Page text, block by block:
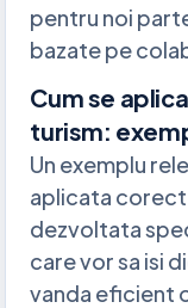
pentru noi
bazate pe
Cum se
turism:
Un exemplu
aplicata
dezvoltata
care vor sa isi
vanda eficient